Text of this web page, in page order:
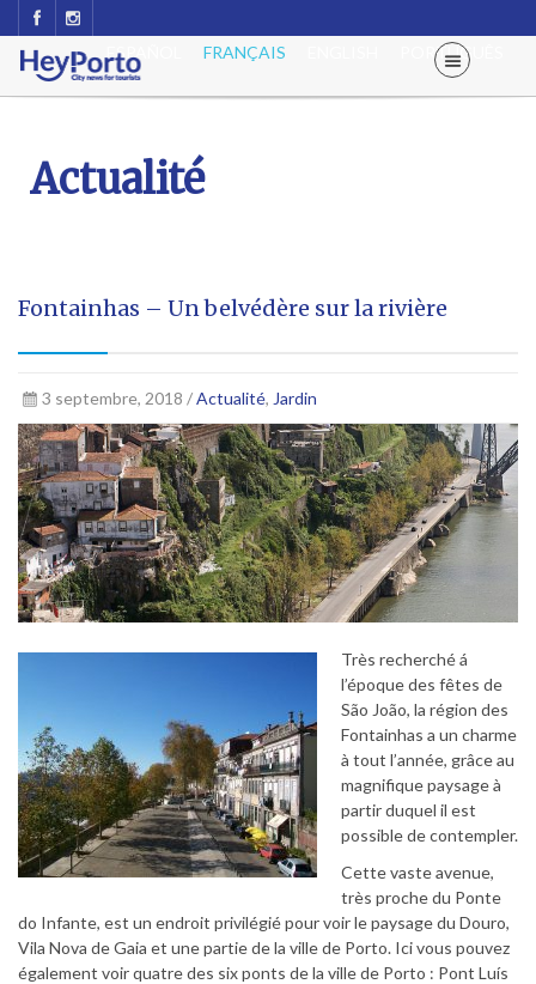
PORTUGUÊS
FRANÇAIS
ESPAÑOL
Actualité
Fontainhas – Un belvédère sur la rivière
3 septembre, 2018 /Actualité, Jardin
Très recherché á
l’époque des fêtes de
São João, la région des
Fontainhas a un charme
à tout l’année, grâce au
magnifique paysage à
partir duquel il est
possible de contempler.
Cette vaste avenue,
très proche du Ponte
do Infante, est un endroit privilégié pour voir le paysage du Douro,
Vila Nova de Gaia et une partie de la ville de Porto. Ici vous pouvez
également voir quatre des six ponts de la ville de Porto : Pont Luís